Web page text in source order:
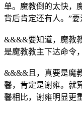
单。魔教倒的太快，
背后肯定还有人。”
&&&&要知道，魔教
是魔教教主下达命令
&&&&且，真要是魔
馨，肯定是谢雍。就
馨相比，谢雍明显更